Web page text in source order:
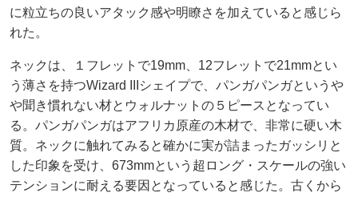
に粒立ちの良いアタック感や明瞭さを加えていると感じら
れた。
ネックは、１フレットで19mm、12フレットで21mmとい
う薄さを持つWizard IIIシェイプで、パンガパンガというや
や聞き慣れない材とウォルナットの５ピースとなってい
る。パンガパンガはアフリカ原産の木材で、非常に硬い木
質。ネックに触れてみると確かに実が詰まったガッシリと
した印象を受け、673mmという超ロング・スケールの強い
テンションに耐える要因となっていると感じた。古くから